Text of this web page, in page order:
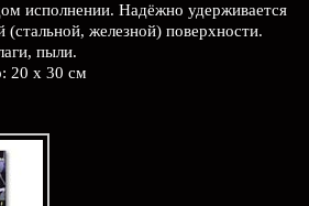
исполнении. Надёжно удерживается
(стальной, железной) поверхности.
пыли.
20 х 30 см